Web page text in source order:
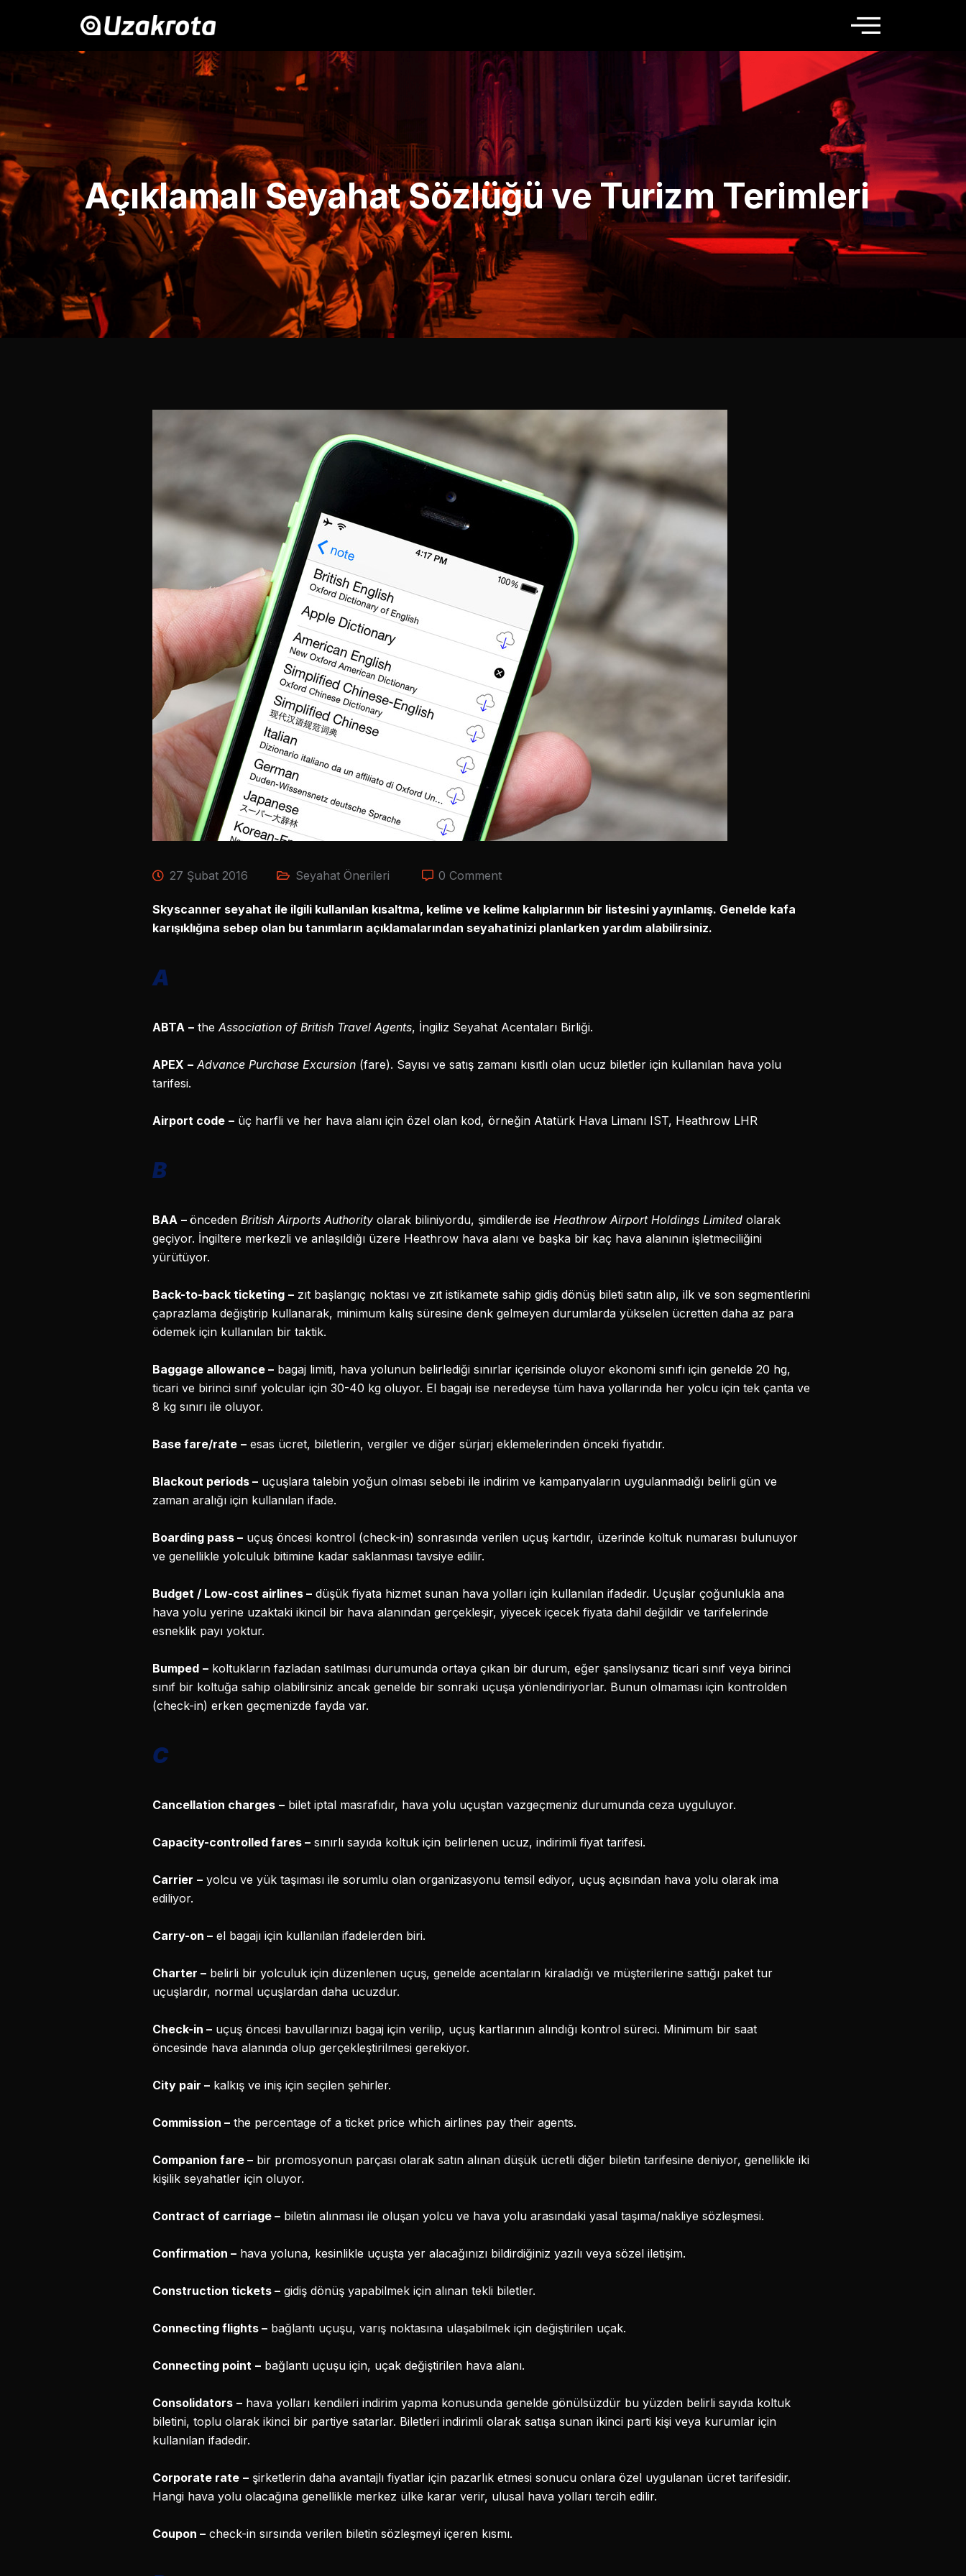
Açıklamalı Seyahat Sözlüğü ve Turizm Terimleri
27 Şubat 2016 Seyahat Önerileri 0 Comment
Skyscanner seyahat ile ilgili kullanılan kısaltma, kelime ve kelime kalıplarının bir listesini yayınlamış. Genelde kafa
karışıklığına sebep olan bu tanımların açıklamalarından seyahatinizi planlarken yardım alabilirsiniz.
A
ABTA – theAssociation of British Travel Agents, İngiliz Seyahat Acentaları Birliği.
APEX – Advance Purchase Excursion (fare). Sayısı ve satış zamanı kısıtlı olan ucuz biletler için kullanılan hava yolu
tarifesi.
Airport code – üç harfli ve her hava alanı için özel olan kod, örneğin Atatürk Hava Limanı IST, Heathrow LHR
B
BAA – önceden British Airports Authority olarak biliniyordu, şimdilerde ise Heathrow Airport Holdings Limited olarak
geçiyor. İngiltere merkezli ve anlaşıldığı üzere Heathrow hava alanı ve başka bir kaç hava alanının işletmeciliğini
yürütüyor.
Back-to-back ticketing – zıt başlangıç noktası ve zıt istikamete sahip gidiş dönüş bileti satın alıp, ilk ve son segmentlerini
çaprazlama değiştirip kullanarak, minimum kalış süresine denk gelmeyen durumlarda yükselen ücretten daha az para
ödemek için kullanılan bir taktik.
Baggage allowance – bagaj limiti, hava yolunun belirlediği sınırlar içerisinde oluyor ekonomi sınıfı için genelde 20 hg,
ticari ve birinci sınıf yolcular için 30-40 kg oluyor. El bagajı ise neredeyse tüm hava yollarında her yolcu için tek çanta ve
8 kg sınırı ile oluyor.
Base fare/rate – esas ücret, biletlerin, vergiler ve diğer sürjarj eklemelerinden önceki fiyatıdır.
Blackout periods – uçuşlara talebin yoğun olması sebebi ile indirim ve kampanyaların uygulanmadığı belirli gün ve
zaman aralığı için kullanılan ifade.
Boarding pass – uçuş öncesi kontrol (check-in) sonrasında verilen uçuş kartıdır, üzerinde koltuk numarası bulunuyor
ve genellikle yolculuk bitimine kadar saklanması tavsiye edilir.
Budget / Low-cost airlines – düşük fiyata hizmet sunan hava yolları için kullanılan ifadedir. Uçuşlar çoğunlukla ana
hava yolu yerine uzaktaki ikincil bir hava alanından gerçekleşir, yiyecek içecek fiyata dahil değildir ve tarifelerinde
esneklik payı yoktur.
Bumped – koltukların fazladan satılması durumunda ortaya çıkan bir durum, eğer şanslıysanız ticari sınıf veya birinci
sınıf bir koltuğa sahip olabilirsiniz ancak genelde bir sonraki uçuşa yönlendiriyorlar. Bunun olmaması için kontrolden
(check-in) erken geçmenizde fayda var.
C
Cancellation charges – bilet iptal masrafıdır, hava yolu uçuştan vazgeçmeniz durumunda ceza uyguluyor.
Capacity-controlled fares – sınırlı sayıda koltuk için belirlenen ucuz, indirimli fiyat tarifesi.
Carrier – yolcu ve yük taşıması ile sorumlu olan organizasyonu temsil ediyor, uçuş açısından hava yolu olarak ima
ediliyor.
Carry-on – el bagajı için kullanılan ifadelerden biri.
Charter – belirli bir yolculuk için düzenlenen uçuş, genelde acentaların kiraladığı ve müşterilerine sattığı paket tur
uçuşlardır, normal uçuşlardan daha ucuzdur.
Check-in – uçuş öncesi bavullarınızı bagaj için verilip, uçuş kartlarının alındığı kontrol süreci. Minimum bir saat
öncesinde hava alanında olup gerçekleştirilmesi gerekiyor.
City pair – kalkış ve iniş için seçilen şehirler.
Commission – the percentage of a ticket price which airlines pay their agents.
Companion fare – bir promosyonun parçası olarak satın alınan düşük ücretli diğer biletin tarifesine deniyor, genellikle iki
kişilik seyahatler için oluyor.
Contract of carriage – biletin alınması ile oluşan yolcu ve hava yolu arasındaki yasal taşıma/nakliye sözleşmesi.
Confirmation – hava yoluna, kesinlikle uçuşta yer alacağınızı bildirdiğiniz yazılı veya sözel iletişim.
Construction tickets – gidiş dönüş yapabilmek için alınan tekli biletler.
Connecting flights – bağlantı uçuşu, varış noktasına ulaşabilmek için değiştirilen uçak.
Connecting point – bağlantı uçuşu için, uçak değiştirilen hava alanı.
Consolidators – hava yolları kendileri indirim yapma konusunda genelde gönülsüzdür bu yüzden belirli sayıda koltuk
biletini, toplu olarak ikinci bir partiye satarlar. Biletleri indirimli olarak satışa sunan ikinci parti kişi veya kurumlar için
kullanılan ifadedir.
Corporate rate – şirketlerin daha avantajlı fiyatlar için pazarlık etmesi sonucu onlara özel uygulanan ücret tarifesidir.
Hangi hava yolu olacağına genellikle merkez ülke karar verir, ulusal hava yolları tercih edilir.
Coupon – check-in sırsında verilen biletin sözleşmeyi içeren kısmı.